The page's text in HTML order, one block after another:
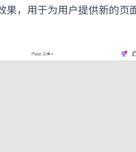
，用于为用户提供新的页